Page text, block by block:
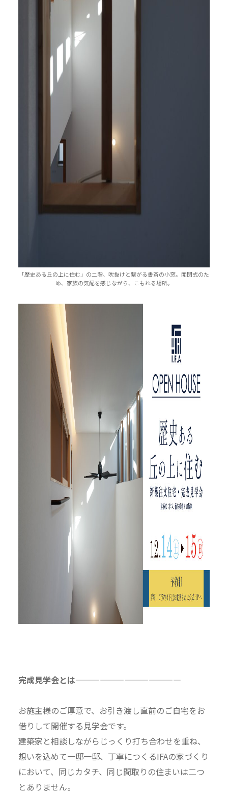
「歴史ある丘の上に住む」の二階、吹抜けと繋がる書斎の小窓。開閉式のた
め、家族の気配を感じながら、こもれる場所。
完成見学会とは—————————————
お施主様のご厚意で、お引き渡し直前のご自宅をお
借りして開催する見学会です。
建築家と相談しながらじっくり打ち合わせを重ね、
想いを込めて一邸一邸、丁寧につくるIFAの家づくり
において、同じカタチ、同じ間取りの住まいは二つ
とありません。